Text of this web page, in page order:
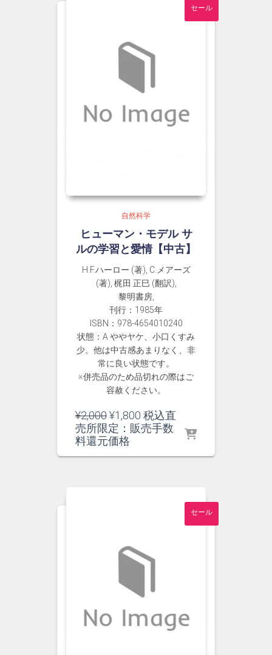
セール
自然科学
ヒューマン・モデル サ
ルの学習と愛情【中古】
H.F.ハーロー (著), C.メアーズ
(著), 梶田 正巳 (翻訳),
黎明書房,
刊行：1985年
ISBN：978-4654010240
状態：A ややヤケ、小口くすみ
少。他は中古感あまりなく、非
常に良い状態です。
※併売品のため品切れの際はご
容赦ください。
¥2,000元
の
価
¥1,800 現
在
税込直
売所限定：販売手数
料還元価格
セール